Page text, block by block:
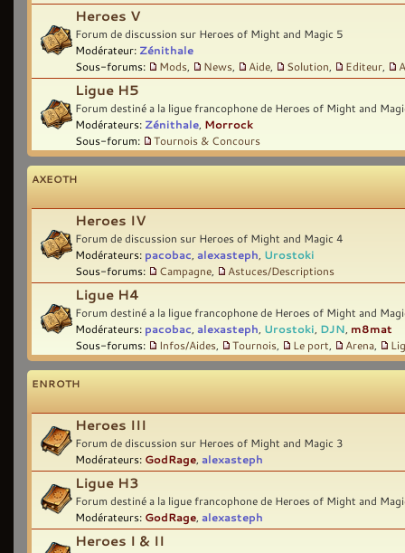
Heroes V
Forum de discussion sur Heroes of Might and Magic 5
Modérateur: Zénithale
Sous-forums:
Mods News Aide Solution Editeur
Ligue H5
Forum destiné a la ligue francophone de Heroes of Might and
Modérateurs: Zénithale Morrock
Sous-forum:
Tournois & Concours
AXEOTH
Heroes IV
Forum de discussion sur Heroes of Might and Magic 4
Modérateurs: pacobac alexasteph Urostoki
Sous-forums:
Campagne Astuces/Descriptions
Ligue H4
Forum destiné a la ligue francophone de Heroes of Might and
Modérateurs: pacobac alexasteph Urostoki DJN m8mat
Sous-forums:
Infos/Aides Tournois Le port Arena
ENROTH
Heroes III
Forum de discussion sur Heroes of Might and Magic 3
Modérateurs: GodRage alexasteph
Ligue H3
Forum destiné a la ligue francophone de Heroes of Might and
Modérateurs: GodRage alexasteph
Heroes I & II